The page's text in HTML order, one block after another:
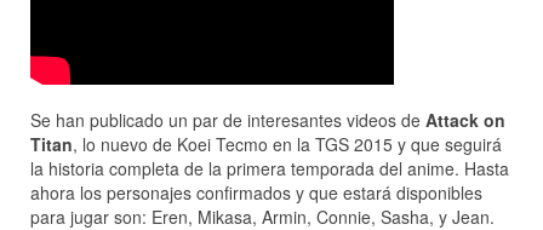
Se han publicado un par de interesantes videos de Attack on
Titan, lo nuevo de Koei Tecmo en la TGS 2015 y que seguirá
la historia completa de la primera temporada del anime. Hasta
ahora los personajes confirmados y que estará disponibles
para jugar son: Eren, Mikasa, Armin, Connie, Sasha, y Jean.